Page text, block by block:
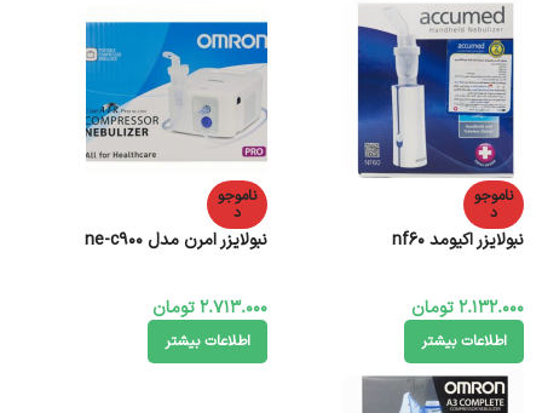
ناموجو
د
نبولایزر اکیومد nf60
2.132.000تومان
اطلاعات بیشتر
ناموجو
د
نبولایزر امرن مدل ne-c900
2.713.000تومان
اطلاعات بیشتر